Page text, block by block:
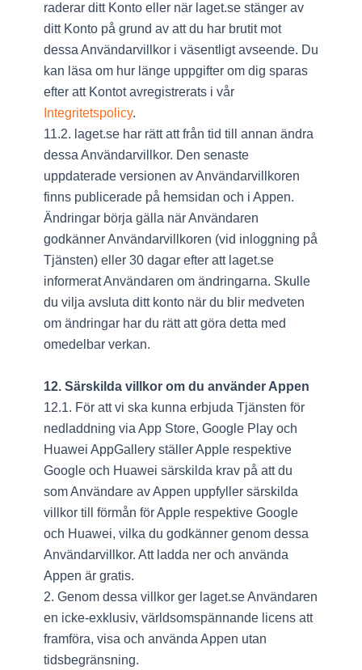
raderar ditt Konto eller när laget.se stänger av
ditt Konto på grund av att du har brutit mot
dessa Användarvillkor i väsentligt avseende. Du
kan läsa om hur länge uppgifter om dig sparas
efter att Kontot avregistrerats i vår
Integritetspolicy.
11.2. laget.se har rätt att från tid till annan ändra
dessa Användarvillkor. Den senaste
uppdaterade versionen av Användarvillkoren
finns publicerade på hemsidan och i Appen.
Ändringar börja gälla när Användaren
godkänner Användarvillkoren (vid inloggning på
Tjänsten) eller 30 dagar efter att laget.se
informerat Användaren om ändringarna. Skulle
du vilja avsluta ditt konto när du blir medveten
om ändringar har du rätt att göra detta med
omedelbar verkan.
12. Särskilda villkor om du använder Appen
12.1. För att vi ska kunna erbjuda Tjänsten för
nedladdning via App Store, Google Play och
Huawei AppGallery ställer Apple respektive
Google och Huawei särskilda krav på att du
som Användare av Appen uppfyller särskilda
villkor till förmån för Apple respektive Google
och Huawei, vilka du godkänner genom dessa
Användarvillkor. Att ladda ner och använda
Appen är gratis.
2. Genom dessa villkor ger laget.se Användaren
en icke-exklusiv, världsomspännande licens att
framföra, visa och använda Appen utan
tidsbegränsning.